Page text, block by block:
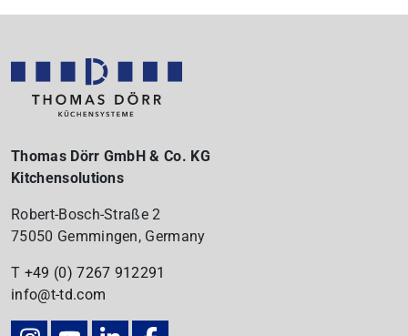
Thomas Dörr GmbH & Co. KG
Kitchensolutions
Robert-Bosch-Straße 2
75050 Gemmingen, Germany
T +49 (0) 7267 912291
info@t-td.com